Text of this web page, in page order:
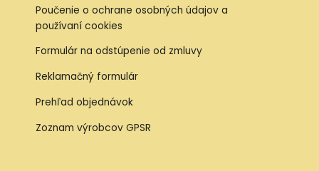
Poučenie o ochrane osobných údajov a
používaní cookies
Formulár na odstúpenie od zmluvy
Reklamačný formulár
Prehľad objednávok
Zoznam výrobcov GPSR